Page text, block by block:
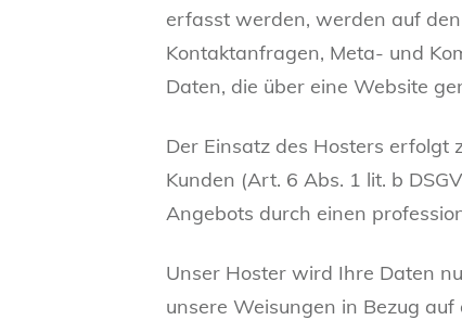
erfasst werden, werden auf
Kontaktanfragen, Meta- und
Daten, die über eine Website
Der Einsatz des Hosters erfolgt
Kunden (Art. 6 Abs. 1 lit. b
Angebots durch einen
Unser Hoster wird Ihre Daten
unsere Weisungen in Bezug